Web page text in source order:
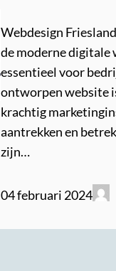
Webdesign
de moderne digitale
essentieel voor
ontworpen website
krachtig
aantrekken en
zijn…
04 februari 2024